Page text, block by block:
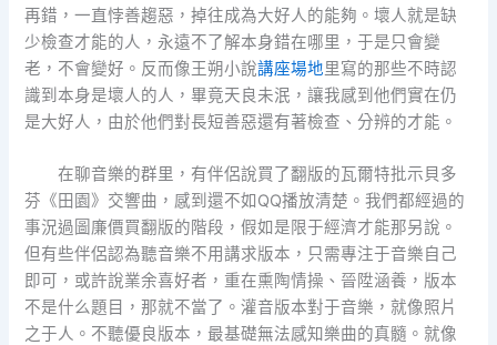
再錯，一直悖善趨惡，掉往成為大好人的能夠。壞人就是缺
少檢查才能的人，永遠不了解本身錯在哪里，于是只會變
老，不會變好。反而像王朔小說講座場地里寫的那些不時認
識到本身是壞人的人，畢竟天良未泯，讓我感到他們實在仍
是大好人，由於他們對長短善惡還有著檢查、分辨的才能。
在聊音樂的群里，有伴侶說買了翻版的瓦爾特批示貝多
芬《田園》交響曲，感到還不如QQ播放清楚。我們都經過的
事況過圖廉價買翻版的階段，假如是限于經濟才能那另說。
但有些伴侶認為聽音樂不用講求版本，只需專注于音樂自己
即可，或許說業余喜好者，重在熏陶情操、晉陞涵養，版本
不是什么題目，那就不當了。灌音版本對于音樂，就像照片
之于人。不聽優良版本，最基礎無法感知樂曲的真髓。就像